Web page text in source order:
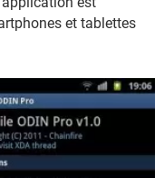
et tablettes